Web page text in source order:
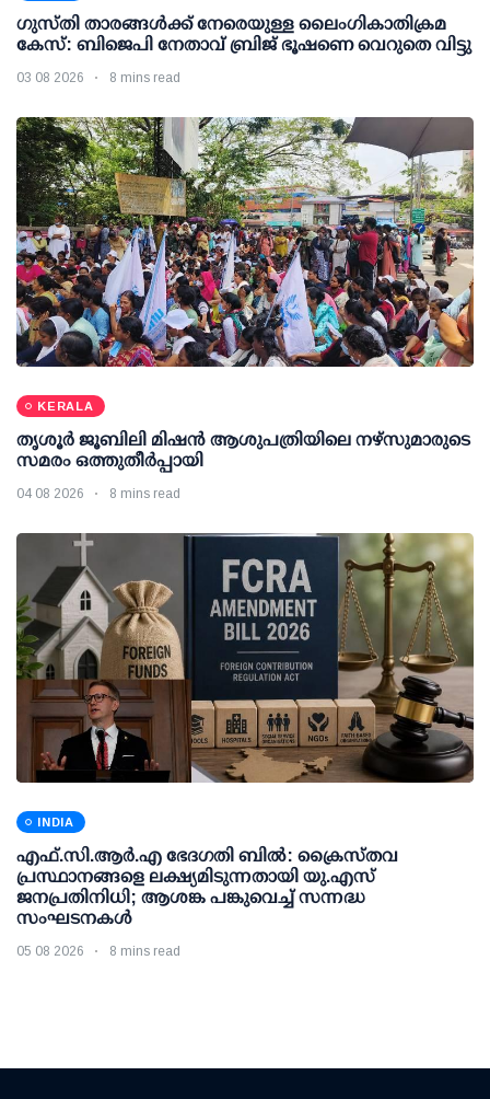
ഗുസ്തി താരങ്ങള്‍ക്ക് നേരെയുള്ള ലൈംഗികാതിക്രമ
കേസ്: ബിജെപി നേതാവ് ബ്രിജ് ഭൂഷണെ വെറുതെ വിട്ടു
03 08 2026 8 mins read
KERALA
തൃശൂര്‍ ജൂബിലി മിഷന്‍ ആശുപത്രിയിലെ നഴ്സുമാരുടെ
സമരം ഒത്തുതീര്‍പ്പായി
04 08 2026 8 mins read
INDIA
എഫ്.സി.ആര്‍.എ ഭേദഗതി ബില്‍: ക്രൈസ്തവ
പ്രസ്ഥാനങ്ങളെ ലക്ഷ്യമിടുന്നതായി യു.എസ്
ജനപ്രതിനിധി; ആശങ്ക പങ്കുവെച്ച് സന്നദ്ധ
സംഘടനകള്‍
05 08 2026 8 mins read